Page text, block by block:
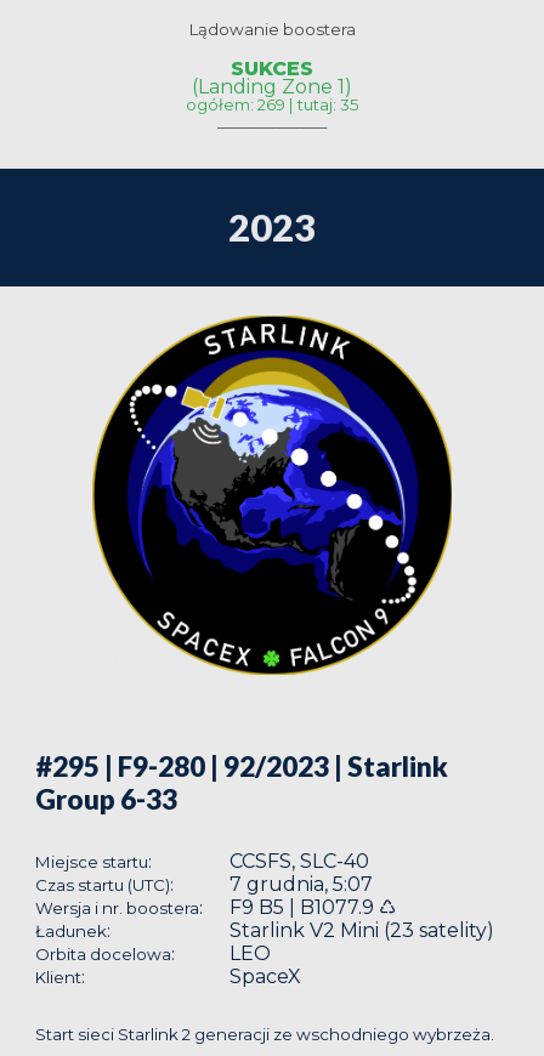
Lądowanie boostera
SUKCES
(Landing Zone 1)
ogółem: 269 | tutaj: 35
2023
#295 | F9-280 | 92/2023 | Starlink
Group 6-33
Miejsce startu: CCSFS, SLC-40
Czas startu (UTC): 7 grudnia, 5:07
Wersja i nr. boostera: F9 B5 | B1077.9 ♺
Ładunek: Starlink V2 Mini (23 satelity)
Orbita docelowa: LEO
Klient: SpaceX
Start sieci Starlink 2 generacji ze wschodniego wybrzeża.